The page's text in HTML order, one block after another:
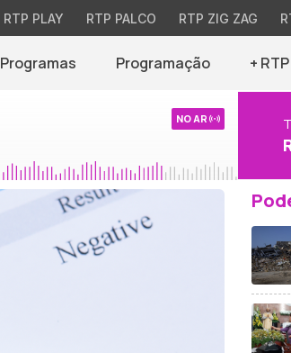
RTP PLAY RTP PALCO RTP ZIG ZAG
Programas Programação +
NO AR